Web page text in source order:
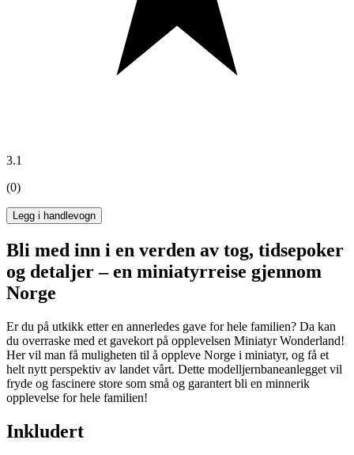
3.1
(0)
Legg i handlevogn
Bli med inn i en verden av tog, tidsepoker
og detaljer – en miniatyrreise gjennom
Norge
Er du på utkikk etter en annerledes gave for hele familien? Da kan
du overraske med et gavekort på opplevelsen Miniatyr Wonderland!
Her vil man få muligheten til å oppleve Norge i miniatyr, og få et
helt nytt perspektiv av landet vårt. Dette modelljernbaneanlegget vil
fryde og fascinere store som små og garantert bli en minnerik
opplevelse for hele familien!
Inkludert